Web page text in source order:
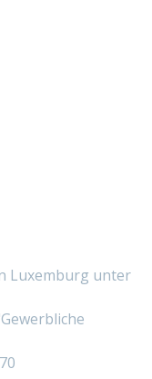
Luxemburg unter